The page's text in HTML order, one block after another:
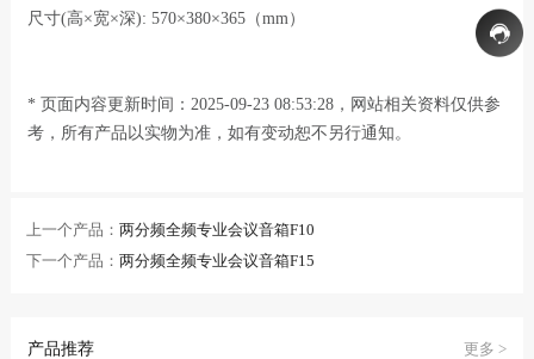
尺寸(高×宽×深): 570×380×365（mm）
* 页面内容更新时间：2025-09-23 08:53:28，网站相关资料仅供参
考，所有产品以实物为准，如有变动恕不另行通知。
上一个产品： 两分频全频专业会议音箱F10
下一个产品： 两分频全频专业会议音箱F15
产品推荐 更多 >